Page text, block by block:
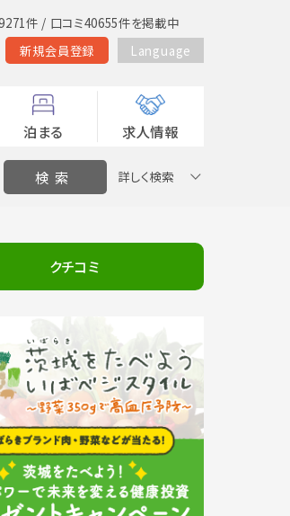
件 / 口コミ40655件を掲載中
新規会員登録 Language
泊まる 求人情報
詳しく検索
クチコミ